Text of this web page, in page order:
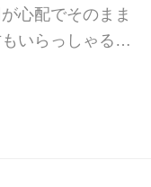
ジを抱いている
。査定に申し込
いたいどのくら
知りたいだけで
心配でそのまま
いらっしゃるで
ままにしていて
が発生している
が生じてしま